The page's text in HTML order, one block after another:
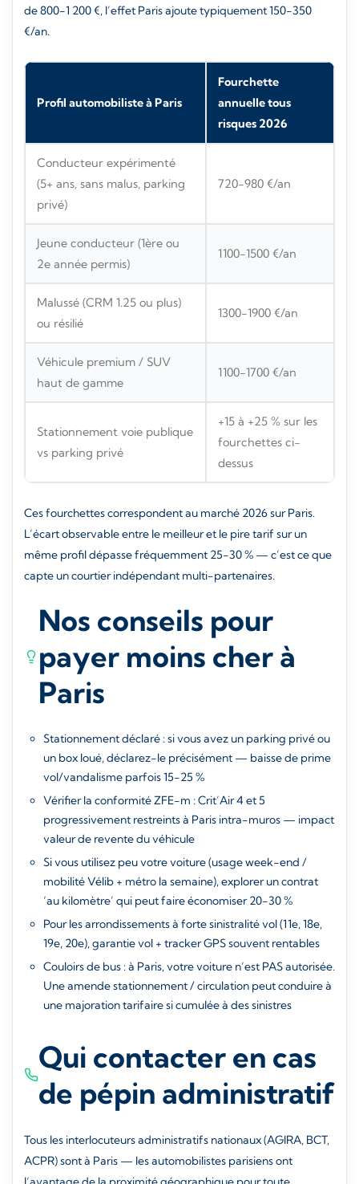
de 800-1 200 €, l’effet Paris ajoute typiquement 150-350
€/an.
Profil automobiliste à Paris
Fourchette
annuelle tous
risques 2026
Conducteur expérimenté
(5+ ans, sans malus, parking
privé)
720-980 €/an
Jeune conducteur (1ère ou
2e année permis)
1100-1500 €/an
Malussé (CRM 1.25 ou plus)
ou résilié
1300-1900 €/an
Véhicule premium / SUV
haut de gamme
1100-1700 €/an
Stationnement voie publique
vs parking privé
+15 à +25 % sur les
fourchettes ci-
dessus
Ces fourchettes correspondent au marché 2026 sur Paris.
L’écart observable entre le meilleur et le pire tarif sur un
même profil dépasse fréquemment 25-30 % — c’est ce que
capte un courtier indépendant multi-partenaires.
Nos conseils pour
payer moins cher à
Paris
Stationnement déclaré : si vous avez un parking privé ou
un box loué, déclarez-le précisément — baisse de prime
vol/vandalisme parfois 15-25 %
Vérifier la conformité ZFE-m : Crit’Air 4 et 5
progressivement restreints à Paris intra-muros — impact
valeur de revente du véhicule
Si vous utilisez peu votre voiture (usage week-end /
mobilité Vélib + métro la semaine), explorer un contrat
‘au kilomètre’ qui peut faire économiser 20-30 %
Pour les arrondissements à forte sinistralité vol (11e, 18e,
19e, 20e), garantie vol + tracker GPS souvent rentables
Couloirs de bus : à Paris, votre voiture n’est PAS autorisée.
Une amende stationnement / circulation peut conduire à
une majoration tarifaire si cumulée à des sinistres
Qui contacter en cas
de pépin administratif
Tous les interlocuteurs administratifs nationaux (AGIRA, BCT,
ACPR) sont à Paris — les automobilistes parisiens ont